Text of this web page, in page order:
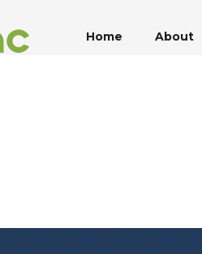
Home About